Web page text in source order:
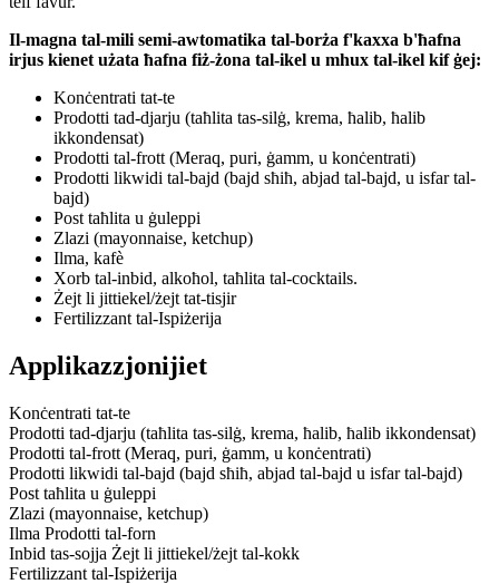
Il-magna tal-mili semi-awtomatika tal-borża f'kaxxa b'ħafna
irjus kienet użata ħafna fiż-żona tal-ikel u mhux tal-ikel kif ġej:
Konċentrati tat-te
Prodotti tad-djarju (taħlita tas-silġ, krema, ħalib, ħalib
ikkondensat)
Prodotti tal-frott (Meraq, puri, ġamm, u konċentrati)
Prodotti likwidi tal-bajd (bajd sħiħ, abjad tal-bajd, u isfar tal-
bajd)
Post taħlita u ġuleppi
Zlazi (mayonnaise, ketchup)
Ilma, kafè
Xorb tal-inbid, alkoħol, taħlita tal-cocktails.
Żejt li jittiekel/żejt tat-tisjir
Fertilizzant tal-Ispiżerija
Applikazzjonijiet
Konċentrati tat-te
Prodotti tad-djarju (taħlita tas-silġ, krema, ħalib, ħalib ikkondensat)
Prodotti tal-frott (Meraq, puri, ġamm, u konċentrati)
Prodotti likwidi tal-bajd (bajd sħiħ, abjad tal-bajd u isfar tal-bajd)
Post taħlita u ġuleppi
Zlazi (mayonnaise, ketchup)
Ilma Prodotti tal-forn
Inbid tas-sojja Żejt li jittiekel/żejt tal-kokk
Fertilizzant tal-Ispiżerija